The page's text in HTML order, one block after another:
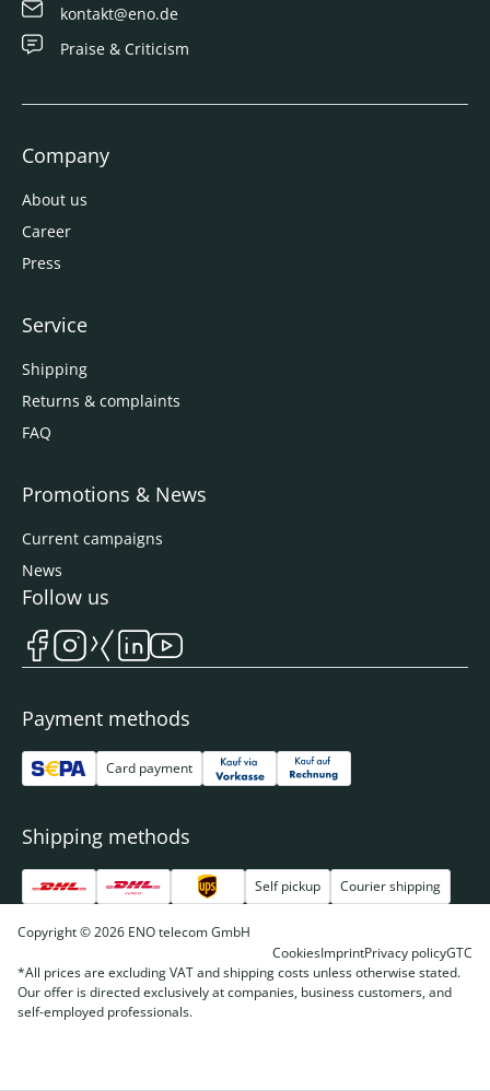
kontakt@eno.de
Praise & Criticism
Company
About us
Career
Press
Service
Shipping
Returns & complaints
FAQ
Promotions & News
Current campaigns
News
Payment methods
Card payment
Shipping methods
Self pickup Courier shipping
Follow us
Copyright © 2026 ENO telecom GmbH
CookiesImprintPrivacy policyGTC
*All prices are excluding VAT and shipping costs unless otherwise stated.
Our offer is directed exclusively at companies, business customers, and
self-employed professionals.